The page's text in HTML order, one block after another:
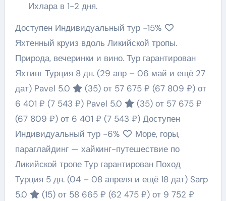
Ихлара в 1-2 дня.
Доступен Индивидуальный тур -15%
Яхтенный круиз вдоль Ликийской тропы.
Природа, вечеринки и вино. Тур гарантирован
Яхтинг Турция 8 дн. (29 апр – 06 май и ещё 27
дат) Pavel 5.0 (35) от 57 675 ₽ (67 809 ₽) от
6 401 ₽ (7 543 ₽) Pavel 5.0 (35) от 57 675 ₽
(67 809 ₽) от 6 401 ₽ (7 543 ₽) Доступен
Индивидуальный тур -6%
Море, горы,
параглайдинг — хайкинг-путешествие по
Ликийской тропе Тур гарантирован Поход
Турция 5 дн. (04 – 08 апреля и ещё 18 дат) Sarp
5.0
(15) от 58 665 ₽ (62 475 ₽) от 9 752 ₽